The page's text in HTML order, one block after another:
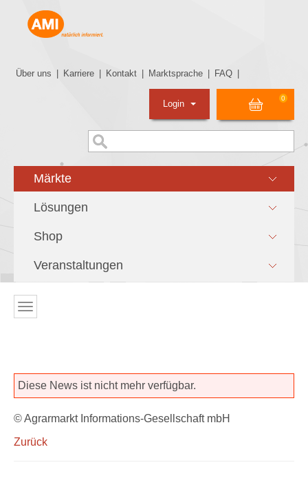
Über uns Karriere Kontakt Marktsprache FAQ
0
Login
Märkte
Lösungen
Shop
Veranstaltungen
Diese News ist nicht mehr verfügbar.
© Agrarmarkt Informations-Gesellschaft mbH
Zurück